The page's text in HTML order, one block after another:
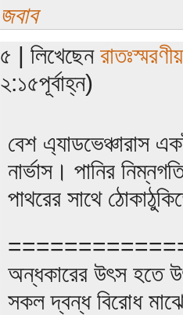
জবাব
৫ | লিখেছেন রাতঃস্মরণীয়
২:১৫পূর্বাহ্ন)
বেশ এ্যাডভেঞ্চারাস
নার্ভাস। পানির
পাথরের সাথে
অন্ধকারের উৎস হতে
সকল দ্বন্ধ বিরোধ